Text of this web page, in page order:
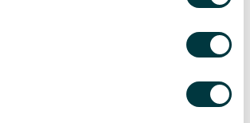
(gauche) – pour Pro Salt LTE 50 & 100